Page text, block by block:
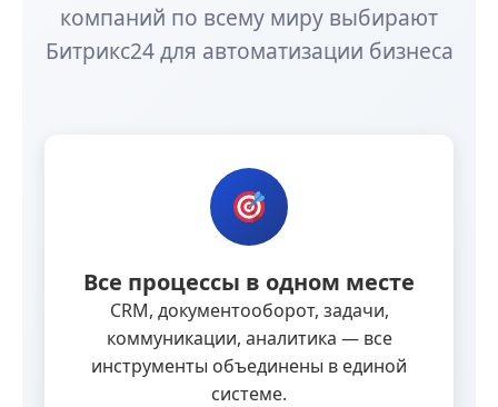
компаний по всему миру выбирают
Битрикс24 для автоматизации бизнеса
Все процессы в одном месте
CRM, документооборот, задачи,
коммуникации, аналитика — все
инструменты объединены в единой
системе.